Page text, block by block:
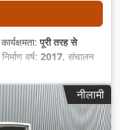
पूरी तरह से
वर्ष: 2017, संचालन
नीलामी